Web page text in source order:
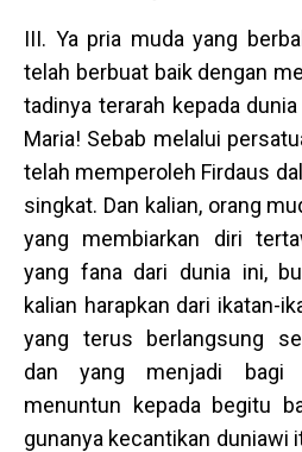
III. Ya pria muda yang
telah berbuat baik dengan
tadinya terarah kepada
Maria! Sebab melalui
telah memperoleh Firdaus
singkat. Dan kalian, orang
yang membiarkan diri
yang fana dari dunia ini,
kalian harapkan dari ikatan-
yang terus berlangsung
dan yang menjadi bagi
menuntun kepada begitu
gunanya kecantikan duniawi